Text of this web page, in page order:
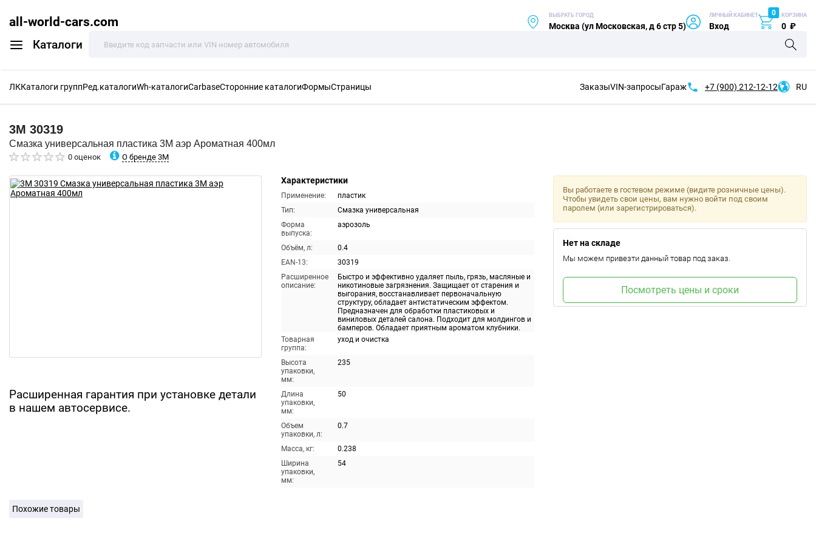
all-world-cars.com
Каталоги
ВЫБРАТЬ ГОРОД
Москва (ул Московская, д 6 стр 5)
ЛИЧНЫЙ КАБИНЕТ
Вход
0 КОРЗИНА
0 ₽
ЛККаталоги группРед.каталогиWh-каталогиCarbaseСторонние каталогиФормыСтраницы ЗаказыVIN-запросыГараж +7 (900) 212-12-12 RU
3M 30319
Смазка универсальная пластика 3M аэр Ароматная 400мл
0 оценок О бренде 3M
Расширенная гарантия при установке детали
в нашем автосервисе.
Характеристики
Применение:
пластик
Тип:
Смазка универсальная
Форма
выпуска:
аэрозоль
Объём, л:
0.4
EAN-13:
30319
Расширенное
описание:
Быстро и эффективно удаляет пыль, грязь, масляные и
никотиновые загрязнения. Защищает от старения и
выгорания, восстанавливает первоначальную
структуру, обладает антистатическим эффектом.
Предназначен для обработки пластиковых и
виниловых деталей салона. Подходит для молдингов и
бамперов. Обладает приятным ароматом клубники.
Товарная
группа:
уход и очистка
Высота
упаковки,
мм:
235
Длина
упаковки,
мм:
50
Объем
упаковки, л:
0.7
Масса, кг:
0.238
Ширина
упаковки,
мм:
54
Вы работаете в гостевом режиме (видите розничные цены).
Чтобы увидеть свои цены, вам нужно войти под своим
паролем (или зарегистрироваться).
Нет на складе
Мы можем привезти данный товар под заказ.
Посмотреть цены и сроки
Похожие товары